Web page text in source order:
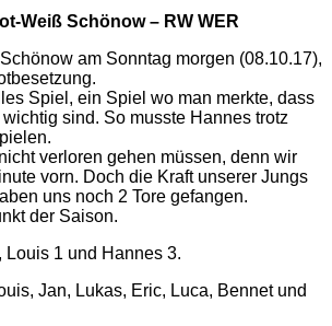
Weiß Schönow – RW WER
am Sonntag morgen (08.10.17),
Spiel, ein Spiel wo man merkte, dass
sind. So musste Hannes trotz
verloren gehen müssen, denn wir
vorn. Doch die Kraft unserer Jungs
uns noch 2 Tore gefangen.
der Saison.
Louis 1 und Hannes 3.
Jan, Lukas, Eric, Luca, Bennet und